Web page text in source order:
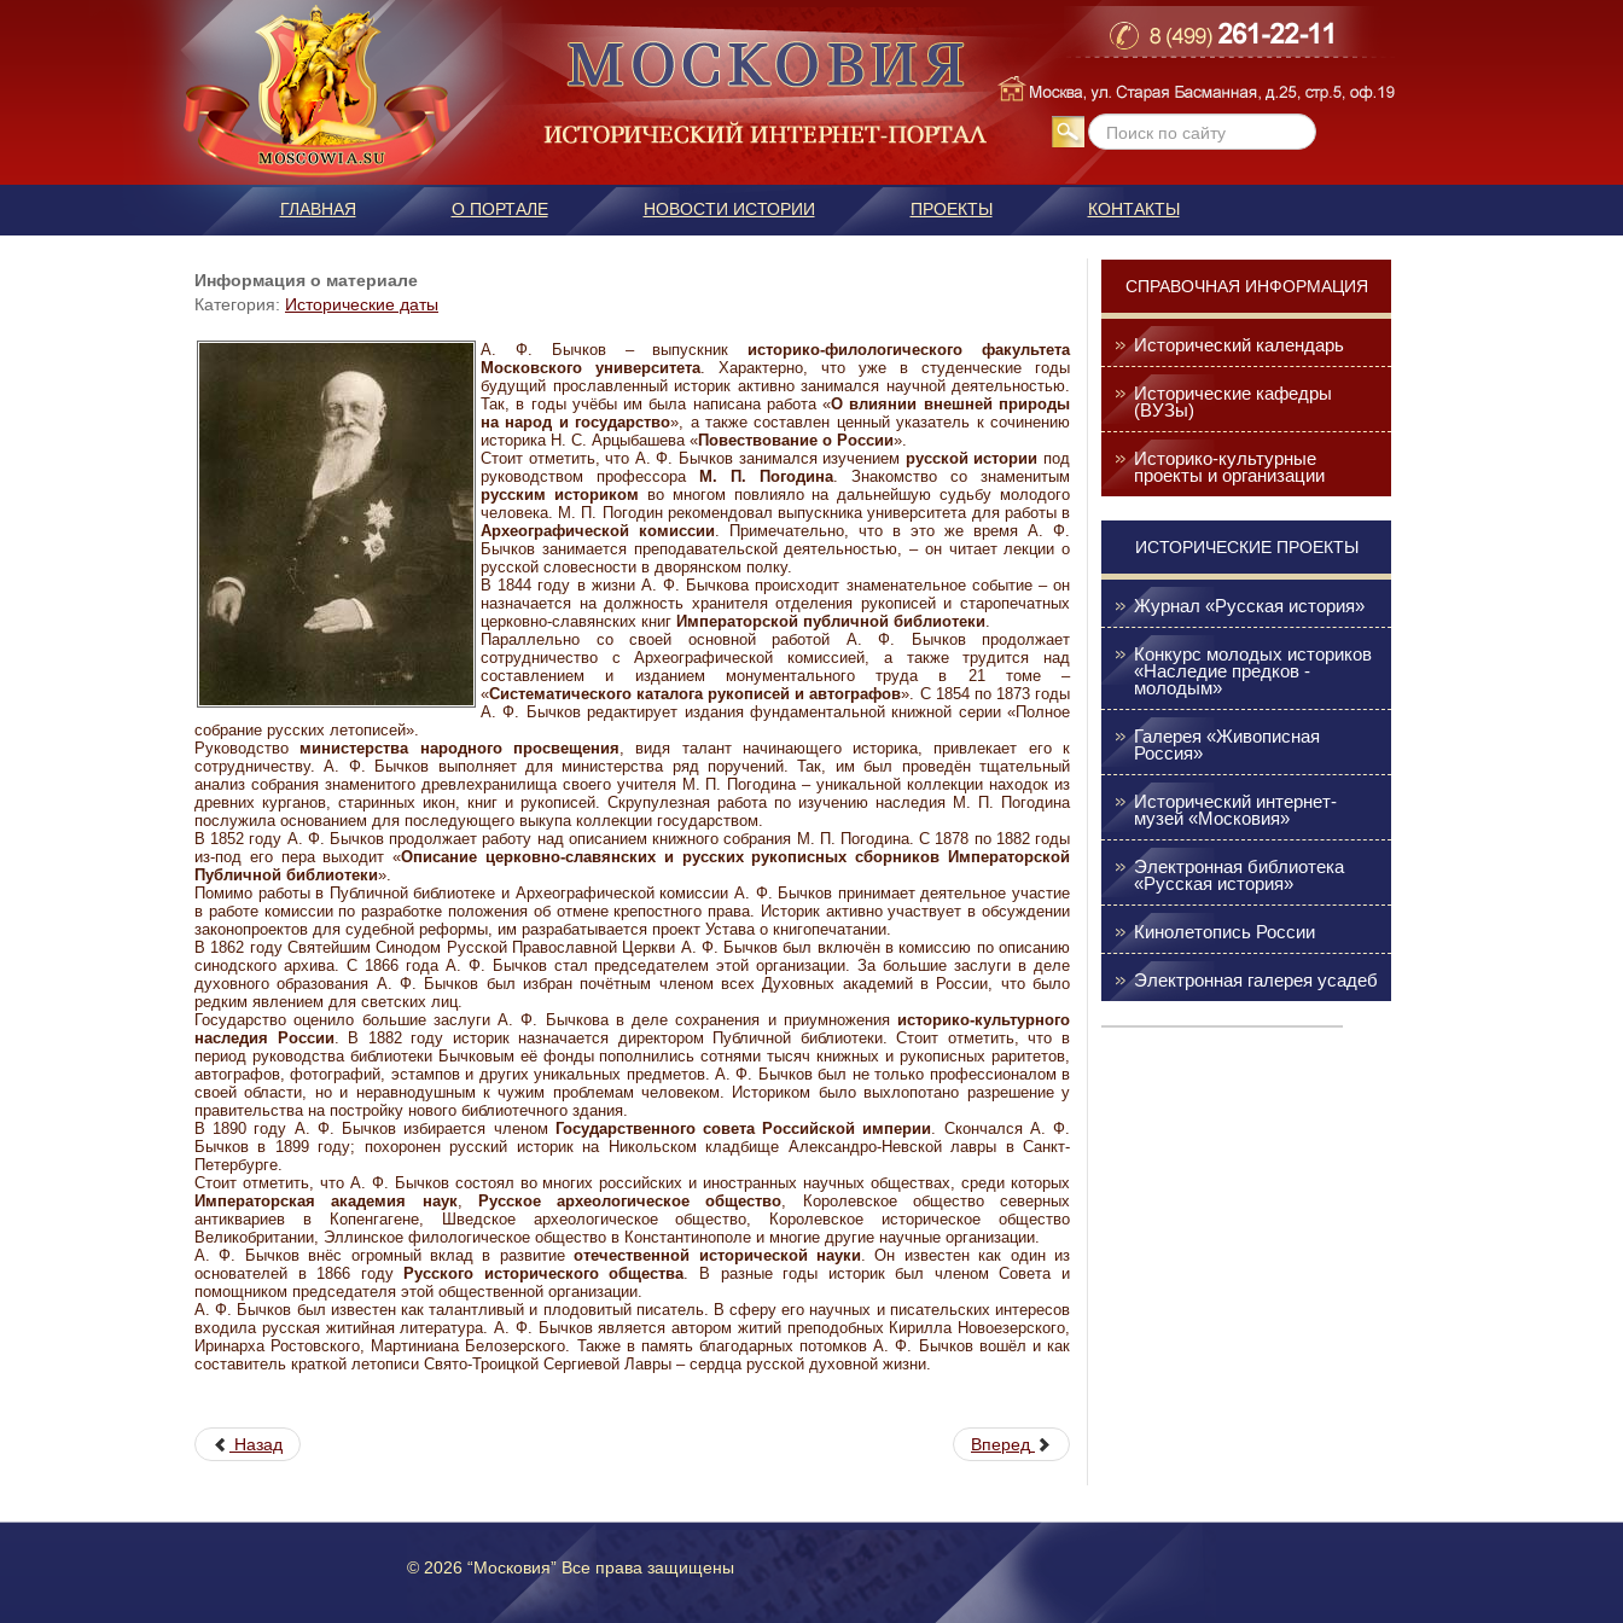
ГЛАВНАЯ О ПОРТАЛЕ НОВОСТИ ИСТОРИИ ПРОЕКТЫ КОНТАКТЫ
СПРАВОЧНАЯ ИНФОРМАЦИЯ
Исторический календарь
Исторические кафедры
(ВУЗы)
Историко-культурные
проекты и организации
ИСТОРИЧЕСКИЕ ПРОЕКТЫ
Журнал «Русская история»
Конкурс молодых историков
«Наследие предков -
молодым»
Галерея «Живописная
Россия»
Исторический интернет-
музей «Московия»
Электронная библиотека
«Русская история»
Кинолетопись России
Электронная галерея усадеб
Информация о материале
Категория: Исторические даты
А. Ф. Бычков – выпускникисторико-филологического факультета
Московского университета. Характерно, что уже в студенческие годы
будущий прославленный историк активно занимался научной деятельностью.
Так, в годы учёбы им была написана работа «О влиянии внешней природы
на народ и государство», а также составлен ценный указатель к сочинению
историка Н. С. Арцыбашева «Повествование о России».
Стоит отметить, что А. Ф. Бычков занимался изучением русской истории под
руководством профессора
М. П. Погодина. Знакомство со знаменитым
русским историком во многом повлияло на дальнейшую судьбу молодого
человека. М. П. Погодин рекомендовал выпускника университета для работы в
Археографической комиссии. Примечательно, что в это же время А. Ф.
Бычков занимается преподавательской деятельностью, – он читает лекции о
русской словесности в дворянском полку.
В 1844 году в жизни А. Ф. Бычкова происходит знаменательное событие – он
назначается на должность хранителя отделения рукописей и старопечатных
церковно-славянских книг Императорской публичной библиотеки.
Параллельно со своей основной работой А. Ф. Бычков продолжает
сотрудничество с Археографической комиссией, а также трудится над
составлением и изданием монументального труда в 21 томе –
«Систематического каталога рукописей и автографов». С 1854 по 1873 годы
А. Ф. Бычков редактирует издания фундаментальной книжной серии «Полное
собрание русских летописей».
Руководствоминистерства народного просвещения, видя талант начинающего историка, привлекает его к
сотрудничеству. А. Ф. Бычков выполняет для министерства ряд поручений. Так, им был проведён тщательный
анализ собрания знаменитого древлехранилища своего учителя М. П. Погодина – уникальной коллекции находок из
древних курганов, старинных икон, книг и рукописей. Скрупулезная работа по изучению наследия М. П. Погодина
послужила основанием для последующего выкупа коллекции государством.
В 1852 году А. Ф. Бычков продолжает работу над описанием книжного собрания М. П. Погодина. С 1878 по 1882 годы
из-под его пера выходит «Описание церковно-славянских и русских рукописных сборников Императорской
Публичной библиотеки».
Помимо работы в Публичной библиотеке и Археографической комиссии А. Ф. Бычков принимает деятельное участие
в работе комиссии по разработке положения об отмене крепостного права. Историк активно участвует в обсуждении
законопроектов для судебной реформы, им разрабатывается проект Устава о книгопечатании.
В 1862 году Святейшим Синодом Русской Православной Церкви А. Ф. Бычков был включён в комиссию по описанию
синодского архива. С 1866 года А. Ф. Бычков стал председателем этой организации. За большие заслуги в деле
духовного образования А. Ф. Бычков был избран почётным членом всех Духовных академий в России, что было
редким явлением для светских лиц.
Государство оценило большие заслуги А. Ф. Бычкова в деле сохранения и приумножения историко-культурного
наследия России. В 1882 году историк назначается директором Публичной библиотеки. Стоит отметить, что в
период руководства библиотеки Бычковым её фонды пополнились сотнями тысяч книжных и рукописных раритетов,
автографов, фотографий, эстампов и других уникальных предметов. А. Ф. Бычков был не только профессионалом в
своей области, но и неравнодушным к чужим проблемам человеком. Историком было выхлопотано разрешение у
правительства на постройку нового библиотечного здания.
В 1890 году А. Ф. Бычков избирается членом Государственного совета Российской империи. Скончался А. Ф.
Бычков в 1899 году; похоронен русский историк на Никольском кладбище Александро-Невской лавры в Санкт-
Петербурге.
Стоит отметить, что А. Ф. Бычков состоял во многих российских и иностранных научных обществах, среди которых
Императорская академия наук, Русское археологическое общество, Королевское общество северных
антиквариев в Копенгагене, Шведское археологическое общество, Королевское историческое общество
Великобритании, Эллинское филологическое общество в Константинополе и многие другие научные организации.
А. Ф. Бычков внёс огромный вклад в развитиеотечественной исторической науки. Он известен как один из
основателей в 1866 году
Русского исторического общества. В разные годы историк был членом Совета и
помощником председателя этой общественной организации.
А. Ф. Бычков был известен как талантливый и плодовитый писатель. В сферу его научных и писательских интересов
входила русская житийная литература. А. Ф. Бычков является автором житий преподобных Кирилла Новоезерского,
Иринарха Ростовского, Мартиниана Белозерского. Также в память благодарных потомков А. Ф. Бычков вошёл и как
составитель краткой летописи Свято-Троицкой Сергиевой Лавры – сердца русской духовной жизни.
Назад Вперед
© 2026 “Московия” Все права защищены